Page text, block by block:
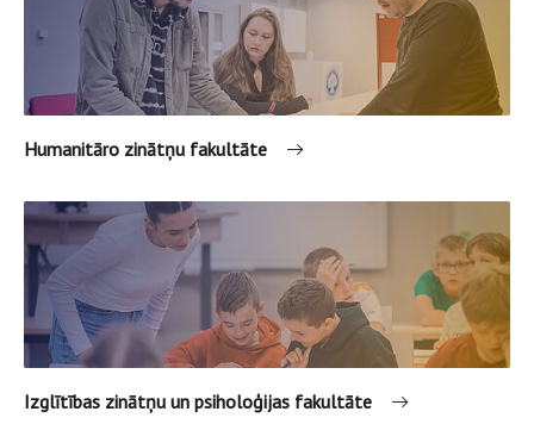
Humanitāro zinātņu fakultāte
Izglītības zinātņu un psiholoģijas fakultāte